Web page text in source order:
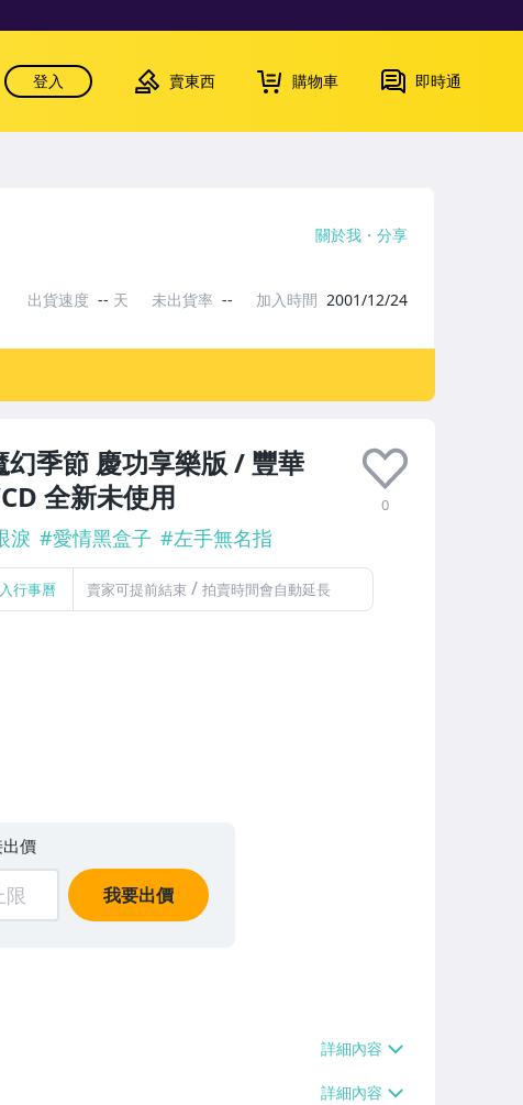
登入 賣東西 購物車 即時通
季節 慶功享樂版 / 豐華
全新未使用
0
淚 #愛情黑盒子 #左手無名指
行事曆 賣家可提前結束 / 拍賣時間會自動延長
價
我要出價
關於我 分享
出貨速度 -- 天 未出貨率 -- 加入時間 2001/12/24